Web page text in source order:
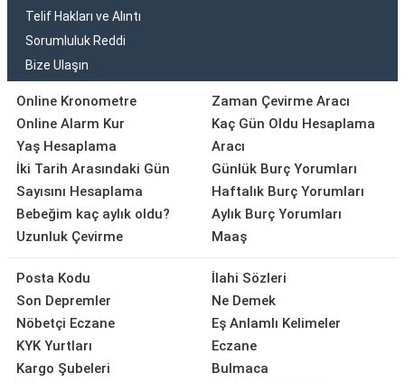
Telif Hakları ve Alıntı
Sorumluluk Reddi
Bize Ulaşın
Online Kronometre
Online Alarm Kur
Yaş Hesaplama
İki Tarih Arasındaki Gün
Sayısını Hesaplama
Bebeğim kaç aylık oldu?
Uzunluk Çevirme
Zaman Çevirme Aracı
Kaç Gün Oldu Hesaplama
Aracı
Günlük Burç Yorumları
Haftalık Burç Yorumları
Aylık Burç Yorumları
Maaş
Posta Kodu
Son Depremler
Nöbetçi Eczane
KYK Yurtları
Kargo Şubeleri
İlahi Sözleri
Ne Demek
Eş Anlamlı Kelimeler
Eczane
Bulmaca